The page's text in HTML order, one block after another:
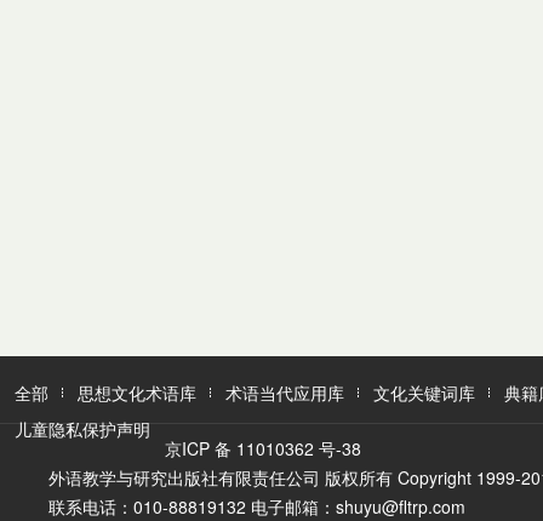
全部 思想文化术语库 术语当代应用库 文化关键词库
典籍
儿童隐私保护声明
京ICP 备 11010362 号-38
外语教学与研究出版社有限责任公司 版权所有 Copyright 1999-
联系电话：010-88819132 电子邮箱：shuyu@fltrp.com